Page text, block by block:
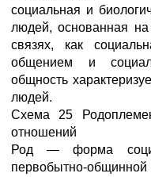
социальная и
людей, основанная
связях, как
общением и
общность
людей.
Схема 25
отношений
Род — форма
первобытно-